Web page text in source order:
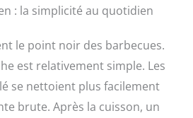
: la simplicité au quotidien
le point noir des barbecues.
est relativement simple. Les
se nettoient plus facilement
brute. Après la cuisson, un